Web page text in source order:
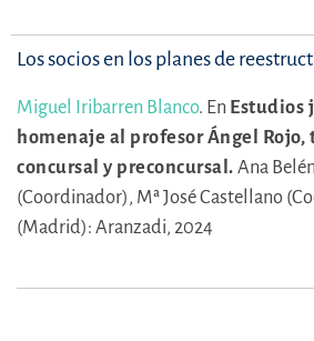
Los socios en los planes de
Miguel Iribarren Blanco. En Estudios
homenaje al profesor Ángel Rojo,
concursal y preconcursal. Ana
(Coordinador), Mª José Castellano
(Madrid): Aranzadi, 2024